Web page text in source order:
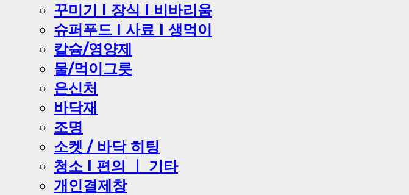
꾸미기 l 장식 l 비바리움
슈퍼푸드 l 사료 l 생먹이
칼슘/영양제
물/먹이그릇
은신처
바닥재
조명
소켓 / 바닥 히팅
청소 l 편의 ㅣ 기타
개인결제창